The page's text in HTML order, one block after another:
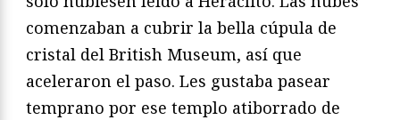
comenzaban a cubrir la bella cúpula de
cristal del British Museum, así que
aceleraron el paso. Les gustaba pasear
temprano por ese templo atiborrado de